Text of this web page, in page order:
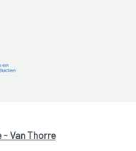
Van Thorre